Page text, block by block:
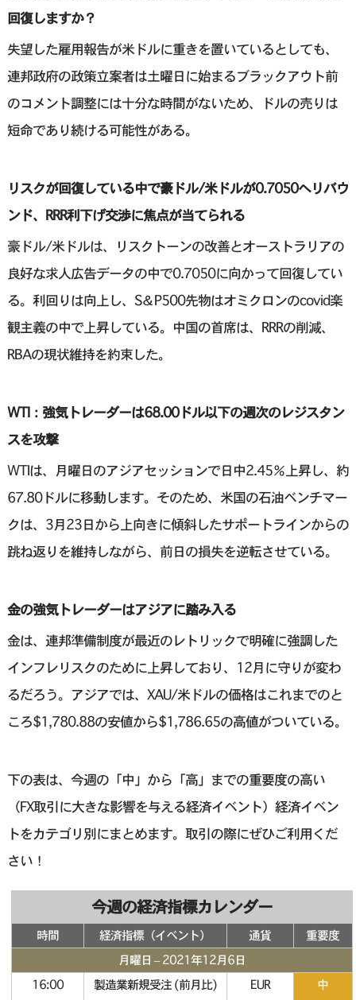
回復しますか？
失望した雇用報告が米ドルに重きを置いているとしても、
連邦政府の政策立案者は土曜日に始まるブラックアウト前
のコメント調整には十分な時間がないため、ドルの売りは
短命であり続ける可能性がある。
リスクが回復している中で豪ドル/米ドルが0.7050へリバウ
ンド、RRR利下げ交渉に焦点が当てられる
豪ドル/米ドルは、リスクトーンの改善とオーストラリアの
良好な求人広告データの中で0.7050に向かって回復してい
る。利回りは向上し、S＆P500先物はオミクロンのcovid楽
観主義の中で上昇している。中国の首席は、RRRの削減、
RBAの現状維持を約束した。
WTI：強気トレーダーは68.00ドル以下の週次のレジスタン
スを攻撃
WTIは、月曜日のアジアセッションで日中2.45％上昇し、約
67.80ドルに移動します。そのため、米国の石油ベンチマー
クは、3月23日から上向きに傾斜したサポートラインからの
跳ね返りを維持しながら、前日の損失を逆転させている。
金の強気トレーダーはアジアに踏み入る
金は、連邦準備制度が最近のレトリックで明確に強調した
インフレリスクのために上昇しており、12月に守りが変わ
るだろう。アジアでは、XAU/米ドルの価格はこれまでのと
ころ$1,780.88の安値から$1,786.65の高値がついている。
下の表は、今週の「中」から「高」までの重要度の高い
（FX取引に大きな影響を与える経済イベント）経済イベン
トをカテゴリ別にまとめます。取引の際にぜひご利用くだ
さい！
今週の経済指標カレンダー
時間 経済指標（イベント） 通貨
重要度
月曜日 – 2021年12月6日
16:00
製造業新規受注 (前月比) EUR 中